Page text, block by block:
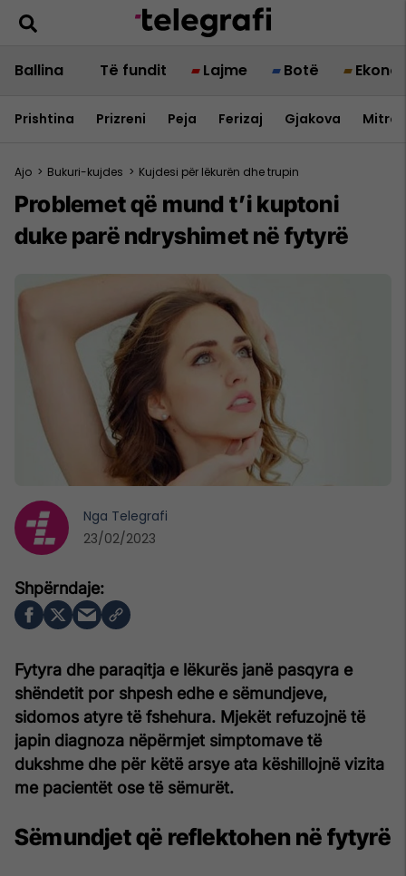
Ballina Të fundit Lajme Botë
Prishtina Prizreni Peja Ferizaj Gjakova
Ajo > Bukuri-kujdes > Kujdesi për lëkurën dhe trupin
Problemet që mund t’i kuptoni
duke parë ndryshimet në fytyrë
Fytyra dhe paraqitja e lëkurës janë pasqyra e
shëndetit por shpesh edhe e sëmundjeve,
sidomos atyre të fshehura. Mjekët refuzojnë të
japin diagnoza nëpërmjet simptomave të
dukshme dhe për këtë arsye ata këshillojnë vizita
me pacientët ose të sëmurët.
Sëmundjet që reflektohen në fytyrë
Nga Telegrafi
23/02/2023